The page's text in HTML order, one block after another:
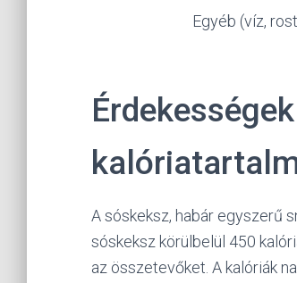
Egyéb (víz,
A sóskeksz, habár egyszerű
sóskeksz körülbelül 450
az összetevőket. A kalóriák